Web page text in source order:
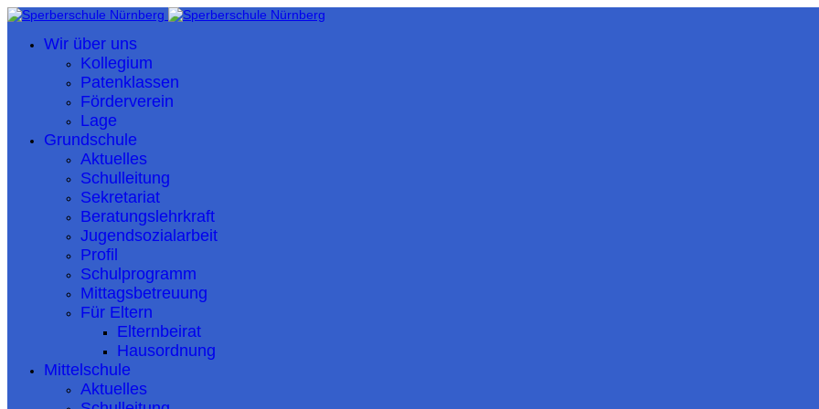
Wir über uns
Kollegium
Patenklassen
Förderverein
Lage
Grundschule
Aktuelles
Schulleitung
Sekretariat
Beratungslehrkraft
Jugendsozialarbeit
Profil
Schulprogramm
Mittagsbetreuung
Für Eltern
Elternbeirat
Hausordnung
Mittelschule
Aktuelles